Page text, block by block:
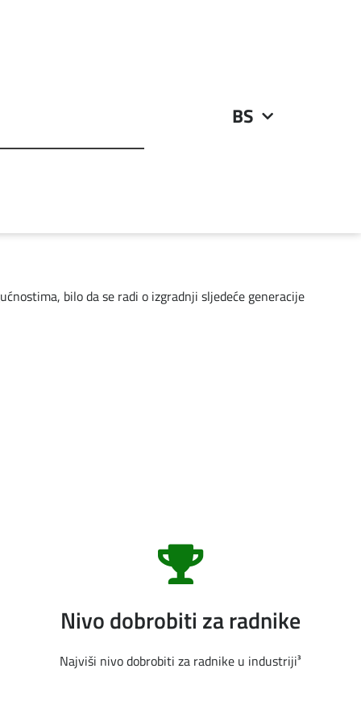
BS
bilo da se radi o izgradnji sljedeće generacije
Nivo dobrobiti za radnike
Najviši nivo dobrobiti za radnike u industriji³